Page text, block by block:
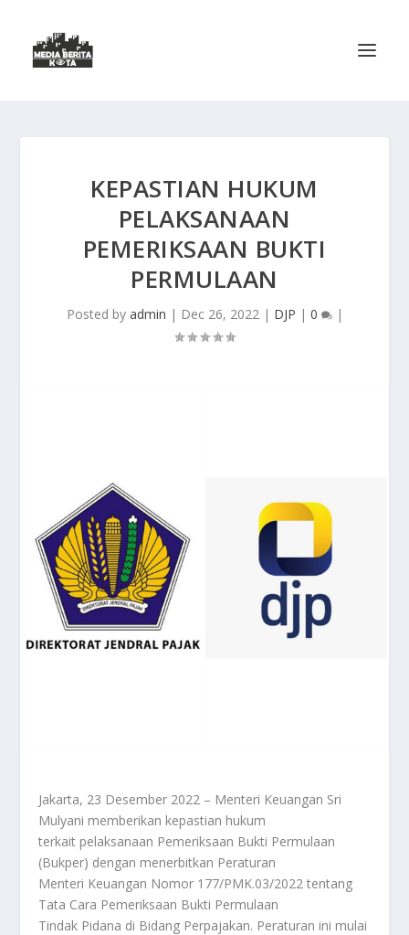
KEPASTIAN HUKUM
PELAKSANAAN
PEMERIKSAAN BUKTI
PERMULAAN
Posted by admin | Dec 26, 2022| DJP | 0 |
Jakarta, 23 Desember 2022 – Menteri Keuangan Sri
Mulyani memberikan kepastian hukum
terkait pelaksanaan Pemeriksaan Bukti Permulaan
(Bukper) dengan menerbitkan Peraturan
Menteri Keuangan Nomor 177/PMK.03/2022 tentang
Tata Cara Pemeriksaan Bukti Permulaan
Tindak Pidana di Bidang Perpajakan. Peraturan ini mulai